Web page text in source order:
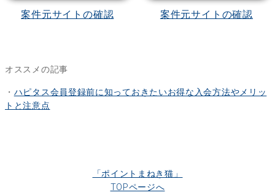
案件元サイトの確認 案件元サイトの確認
オススメの記事
・ ハピタス会員登録前に知っておきたいお得な入会方法やメリッ
トと注意点
「ポイントまねき猫」
TOPページへ